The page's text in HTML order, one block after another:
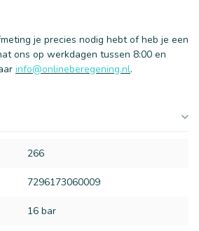
je precies nodig hebt of heb je een
ons op werkdagen tussen 8:00 en
info@onlineberegening.nl.
266
7296173060009
16 bar